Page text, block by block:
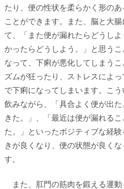
たり、便の性状を柔らかく形の
ことができます。また、脳と大
て、「また便が漏れたらどうし
かったらどうしよう。」と思うこ
なって、下痢が悪化してしまう
ズムが狂ったり、ストレスによ
で下痢になってしまいます。こ
飲みながら、「具合よく便が出
きた。」、「最近は便が漏れる
た。」といったポジティブな経
きが良くなり、便の状態が良く
す。
また、肛門の筋肉を鍛える運動